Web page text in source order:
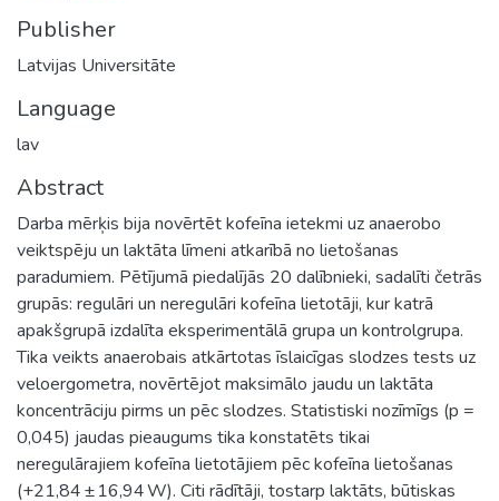
Publisher
Latvijas Universitāte
Language
lav
Abstract
Darba mērķis bija novērtēt kofeīna ietekmi uz anaerobo
veiktspēju un laktāta līmeni atkarībā no lietošanas
paradumiem. Pētījumā piedalījās 20 dalībnieki, sadalīti četrās
grupās: regulāri un neregulāri kofeīna lietotāji, kur katrā
apakšgrupā izdalīta eksperimentālā grupa un kontrolgrupa.
Tika veikts anaerobais atkārtotas īslaicīgas slodzes tests uz
veloergometra, novērtējot maksimālo jaudu un laktāta
koncentrāciju pirms un pēc slodzes. Statistiski nozīmīgs (p =
0,045) jaudas pieaugums tika konstatēts tikai
neregulārajiem kofeīna lietotājiem pēc kofeīna lietošanas
(+21,84 ± 16,94 W). Citi rādītāji, tostarp laktāts, būtiskas